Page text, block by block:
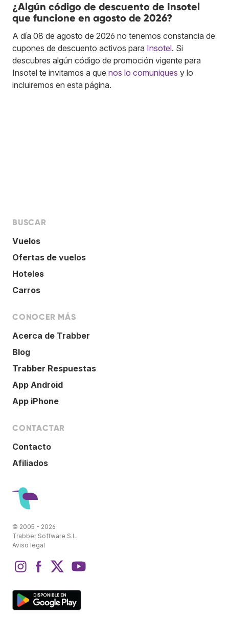
¿Algún código de descuento de Insotel
que funcione en agosto de 2026?
A día 08 de agosto de 2026 no tenemos constancia de
cupones de descuento activos para Insotel. Si
descubres algún código de promoción vigente para
Insotel te invitamos a que nos lo comuniques y lo
incluiremos en esta página.
BUSCAR
Vuelos
Ofertas de vuelos
Hoteles
Carros
CONOCER MÁS
Acerca de Trabber
Blog
Trabber Respuestas
App Android
App iPhone
CONTACTAR
Contacto
Afiliados
© 2005 - 2026
Trabber Software S.L.
Aviso legal